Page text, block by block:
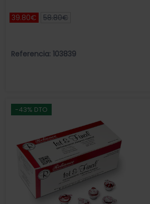
39.80€ 58.80€
Referencia: 103839
-43% DTO